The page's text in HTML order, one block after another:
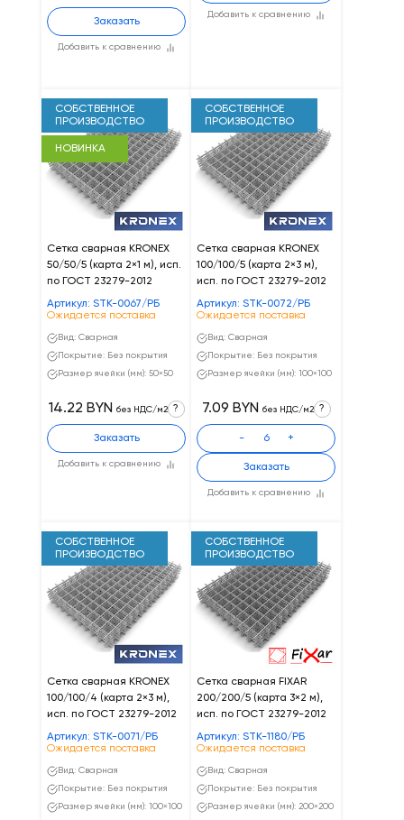
Добавить к сравнению
Заказать
Добавить к сравнению
СОБСТВЕННОЕ
ПРОИЗВОДСТВО
НОВИНКА
Сетка сварная KRONEX
50/50/5 (карта 2×1 м), исп.
по ГОСТ 23279-2012
Артикул: STK-0067/РБ
Ожидается поставка
Вид: Сварная
Покрытие: Без покрытия
Размер ячейки (мм): 50×50
Добавить к сравнению
14.22 BYN без НДС/м2 ?
Заказать
СОБСТВЕННОЕ
ПРОИЗВОДСТВО
Сетка сварная KRONEX
100/100/5 (карта 2×3 м),
исп. по ГОСТ 23279-2012
Артикул: STK-0072/РБ
Ожидается поставка
Вид: Сварная
Покрытие: Без покрытия
Размер ячейки (мм): 100×100
Добавить к сравнению
7.09 BYN без НДС/м2 ?
- +
Заказать
СОБСТВЕННОЕ
ПРОИЗВОДСТВО
Сетка сварная KRONEX
100/100/4 (карта 2×3 м),
исп. по ГОСТ 23279-2012
Артикул: STK-0071/РБ
Ожидается поставка
Вид: Сварная
Покрытие: Без покрытия
Размер ячейки (мм): 100×100
СОБСТВЕННОЕ
ПРОИЗВОДСТВО
Сетка сварная FIXAR
200/200/5 (карта 3×2 м),
исп. по ГОСТ 23279-2012
Артикул: STK-1180/РБ
Ожидается поставка
Вид: Сварная
Покрытие: Без покрытия
Размер ячейки (мм): 200×200